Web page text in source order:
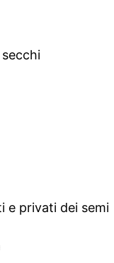
e privati dei semi